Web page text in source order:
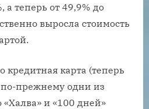
теперь от 49,9% до
выросла стоимость
кредитная карта (теперь
прежнему одни из
и «100 дней»